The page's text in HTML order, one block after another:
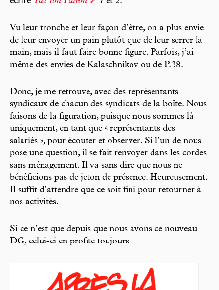
Vu leur tronche et leur façon d’être, on a plus envie
de leur envoyer un pain plutôt que de leur serrer la
main, mais il faut faire bonne figure. Parfois, j’ai
même des envies de Kalaschnikov ou de P.38.
Donc, je me retrouve, avec des représentants
syndicaux de chacun des syndicats de la boîte. Nous
faisons de la figuration, puisque nous sommes là
uniquement, en tant que « représentants des
salariés », pour écouter et observer. Si l’un de nous
pose une question, il se fait renvoyer dans les cordes
sans ménagement. Il va sans dire que nous ne
bénéficions pas de jeton de présence. Heureusement.
Il suffit d’attendre que ce soit fini pour retourner à
nos activités.
Si ce n’est que depuis que nous avons ce nouveau
DG, celui-ci en profite toujours